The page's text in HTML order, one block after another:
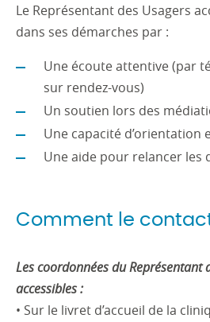
Le Représentant des Usagers
dans ses démarches par :
Une écoute attentive (par
sur rendez-vous)
Un soutien lors des
Une capacité d’orientation
Une aide pour relancer les
Comment le
Les coordonnées du Représentant
accessibles :
• Sur le livret d’accueil de la